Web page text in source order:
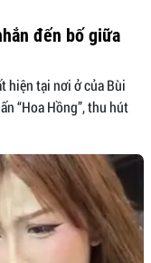
đến bố giữa
hiện tại nơi ở của Bùi
“Hoa Hồng”, thu hút